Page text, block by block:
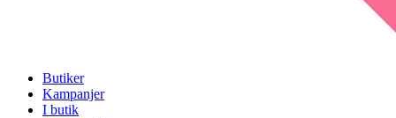
Butiker
Kampanjer
I butik